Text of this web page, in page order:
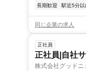
長期歓迎
駅近5分以
同じ企業の求人
正社員
正社員|自社
株式会社グッドニ